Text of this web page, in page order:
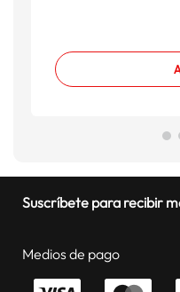
Suscríbete para recibir
Medios de pago